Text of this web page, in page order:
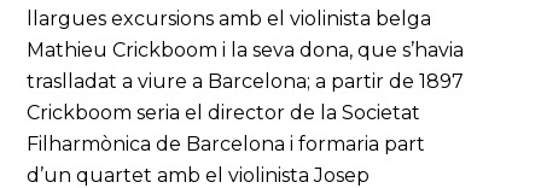
llargues excursions amb el violinista belga
Mathieu Crickboom i la seva dona, que s’havia
traslladat a viure a Barcelona; a partir de 1897
Crickboom seria el director de la Societat
Filharmònica de Barcelona i formaria part
d’un quartet amb el violinista Josep